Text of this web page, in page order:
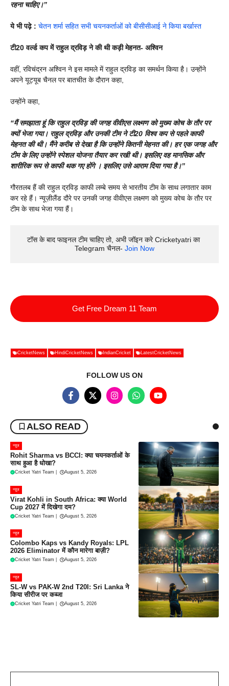
रहना चाहिए।”
ये भी पढ़े : चेतन शर्मा सहित सभी चयनकर्ताओं को बीसीसीआई ने किया बर्खास्त
टी20 वर्ल्ड कप में राहुल द्रविड़ ने की थी कड़ी मेहनत- अश्विन
वहीं, रविचंद्रन अश्विन ने इस मामले में राहुल द्रविड़ का समर्थन किया है। उन्होंने
अपने यूट्यूब चैनल पर बातचीत के दौरान कहा,
उन्होंने कहा,
“मैं समझाता हूं कि राहुल द्रविड़ की जगह वीवीएस लक्ष्मण को मुख्य कोच के तौर पर
क्यों भेजा गया। राहुल द्रविड़ और उनकी टीम ने टी20 विश्व कप से पहले काफी
मेहनत की थी। मैंने करीब से देखा है कि उन्होंने कितनी मेहनत की। हर एक जगह और
टीम के लिए उन्होंने स्पेशल योजना तैयार कर रखी थी। इसलिए वह मानसिक और
शारीरिक रूप से काफी थक गए होंगे । इसलिए उसे आराम दिया गया है।”
गौरतलब हैं की राहुल द्रविड़ काफी लम्बे समय से भारतीय टीम के साथ लगातार काम
कर रहे हैं। न्यूज़ीलैंड दौरे पर उनकी जगह वीवीएस लक्ष्मण को मुख्य कोच के तौर पर
टीम के साथ भेजा गया हैं।
टॉस के बाद फाइनल टीम चाहिए तो, अभी जॉइन करे Cricketyatri का
Telegram चैनल- Join Now
Get Free Dream 11 Team
CricketNews HindiCricketNews IndianCricket LatestCricketNews
FOLLOW US ON
ALSO READ
न्यूज
Rohit Sharma vs BCCI: क्या चयनकर्ताओं के
साथ हुआ है धोखा?
Cricket Yatri Team August 5, 2026
न्यूज
Virat Kohli in South Africa: क्या World
Cup 2027 में दिखेगा दम?
Cricket Yatri Team August 5, 2026
न्यूज
Colombo Kaps vs Kandy Royals: LPL
2026 Eliminator में कौन मारेगा बाज़ी?
Cricket Yatri Team August 5, 2026
न्यूज
SL-W vs PAK-W 2nd T20I: Sri Lanka ने
किया सीरीज पर कब्जा
Cricket Yatri Team August 5, 2026